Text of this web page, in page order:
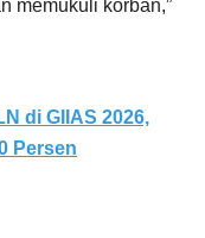
memukuli korban,”
di GIIAS 2026,
Persen